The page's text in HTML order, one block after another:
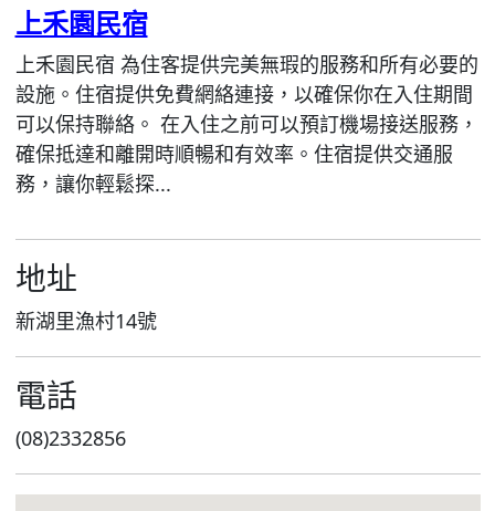
上禾園民宿
上禾園民宿 為住客提供完美無瑕的服務和所有必要的
設施。住宿提供免費網絡連接，以確保你在入住期間
可以保持聯絡。 在入住之前可以預訂機場接送服務，
確保抵達和離開時順暢和有效率。住宿提供交通服
務，讓你輕鬆探...
地址
新湖里漁村14號
電話
(08)2332856